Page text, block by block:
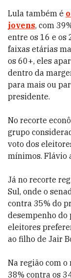
Lula também é
jovens, com
entre os 16 e os
faixas etárias
os 60+, eles
dentro da
para mais ou
presidente.
No recorte
grupo
voto dos
mínimos. Flávio
Já no recorte
Sul, onde o
contra 35% do
desempenho do
eleitores
ao filho de Jair
Na região com
38% contra os